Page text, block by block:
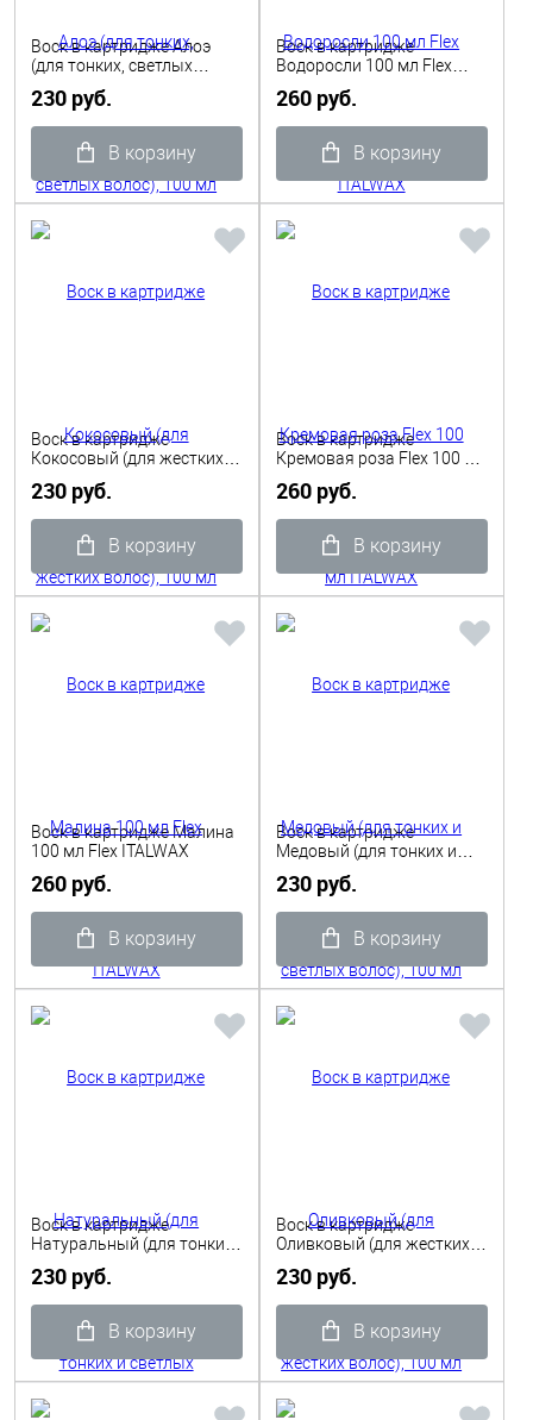
Воск в картридже Алоэ
(для тонких, светлых
230 руб.
В корзину
Воск в картридже
Водоросли 100 мл Flex
260 руб.
В корзину
Воск в картридже
Кокосовый (для жестких
230 руб.
В корзину
Воск в картридже
Кремовая роза Flex 100 мл
260 руб.
В корзину
Воск в картридже Малина
100 мл Flex ITALWAX
260 руб.
В корзину
Воск в картридже
Медовый (для тонких и
ITALWAX
230 руб.
В корзину
Воск в картридже
Натуральный (для тонких
ITALWAX
230 руб.
В корзину
Воск в картридже
Оливковый (для жестких
230 руб.
В корзину